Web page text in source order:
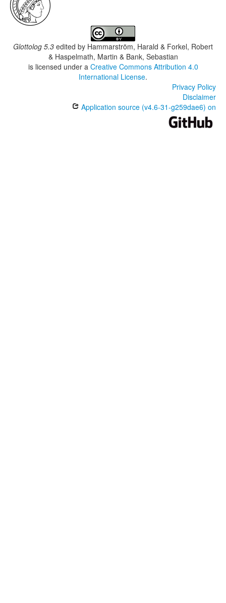
Glottolog 5.3 edited by Hammarström, Harald & Forkel, Robert
& Haspelmath, Martin & Bank, Sebastian
is licensed under a Creative Commons Attribution 4.0
International License.
Privacy Policy
Disclaimer
Application source (v4.6-31-g259dae6) on